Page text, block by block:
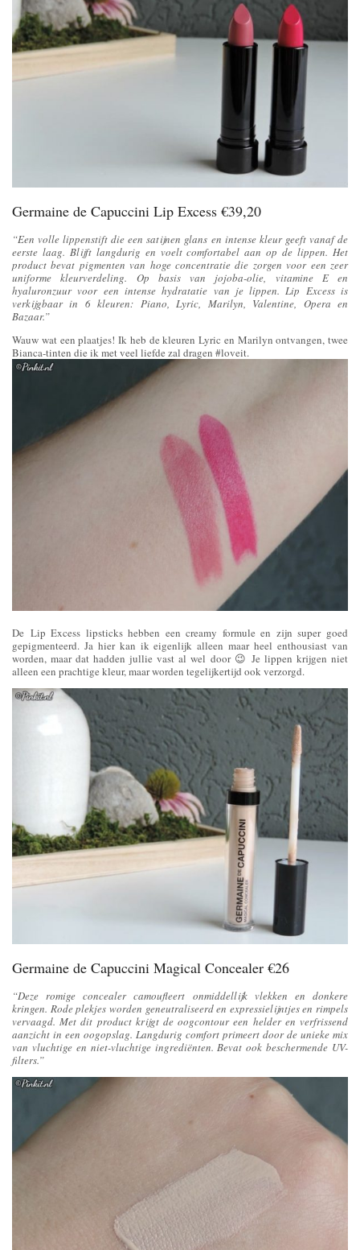
Germaine de Capuccini Lip Excess €39,20
“Een volle lippenstift die een satijnen glans en intense kleur geeft vanaf de
eerste laag. Blijft langdurig en voelt comfortabel aan op de lippen. Het
product bevat pigmenten van hoge concentratie die zorgen voor een zeer
uniforme kleurverdeling. Op basis van jojoba-olie, vitamine E en
hyaluronzuur voor een intense hydratatie van je lippen. Lip Excess is
verkijgbaar in 6 kleuren: Piano, Lyric, Marilyn, Valentine, Opera en
Bazaar.”
Wauw wat een plaatjes! Ik heb de kleuren Lyric en Marilyn ontvangen, twee
Bianca-tinten die ik met veel liefde zal dragen #loveit.
De Lip Excess lipsticks hebben een creamy formule en zijn super goed
gepigmenteerd. Ja hier kan ik eigenlijk alleen maar heel enthousiast van
worden, maar dat hadden jullie vast al wel door 😉 Je lippen krijgen niet
alleen een prachtige kleur, maar worden tegelijkertijd ook verzorgd.
Germaine de Capuccini Magical Concealer €26
“Deze romige concealer camoufleert onmiddellijk vlekken en donkere
kringen. Rode plekjes worden geneutraliseerd en expressielijntjes en rimpels
vervaagd. Met dit product krijgt de oogcontour een helder en verfrissend
aanzicht in een oogopslag. Langdurig comfort primeert door de unieke mix
van vluchtige en niet-vluchtige ingrediënten. Bevat ook beschermende UV-
filters.”